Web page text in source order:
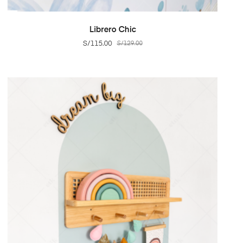
SELECT OPTIONS
Librero Chic
S/129.00
S/115.00